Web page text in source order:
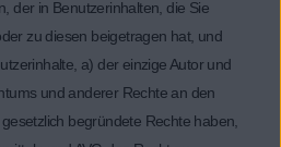
der in Benutzerinhalten, die Sie
zu diesen beigetragen hat, und
a) der einzige Autor und
und anderer Rechte an den
begründete Rechte haben,